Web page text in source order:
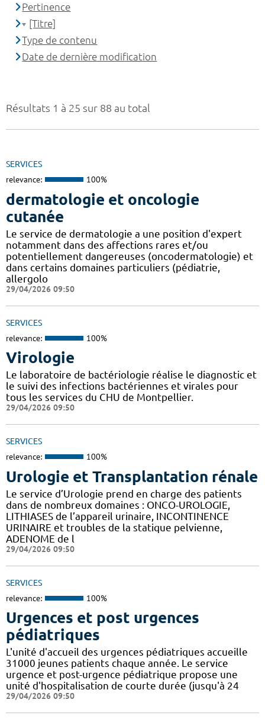
Résultats 1 à 25 sur 88 au total
SERVICES
relevance: 100%
dermatologie et oncologie
cutanée
Le service de dermatologie a une position d'expert
notamment dans des affections rares et/ou
potentiellement dangereuses (oncodermatologie) et
dans certains domaines particuliers (pédiatrie,
allergolo
29/04/2026 09:50
SERVICES
relevance: 100%
Virologie
Le laboratoire de bactériologie réalise le diagnostic et
le suivi des infections bactériennes et virales pour
tous les services du CHU de Montpellier.
29/04/2026 09:50
SERVICES
relevance: 100%
Urologie et Transplantation rénale
Le service d’Urologie prend en charge des patients
dans de nombreux domaines : ONCO-UROLOGIE,
LITHIASES de l’appareil urinaire, INCONTINENCE
URINAIRE et troubles de la statique pelvienne,
ADENOME de l
29/04/2026 09:50
SERVICES
relevance: 100%
Urgences et post urgences
pédiatriques
L'unité d'accueil des urgences pédiatriques accueille
31000 jeunes patients chaque année. Le service
urgence et post-urgence pédiatrique propose une
unité d'hospitalisation de courte durée (jusqu'à 24
29/04/2026 09:50
Pertinence
[Titre]
Type de contenu
Date de dernière modification